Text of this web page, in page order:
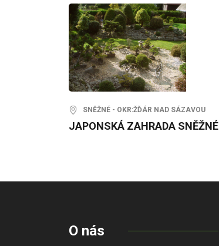
SNĚŽNÉ - OKR:ŽĎÁR NAD SÁZAVOU
JAPONSKÁ ZAHRADA SNĚŽNÉ
O nás